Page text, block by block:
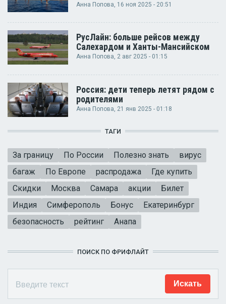
Анна Попова, 16 ноя 2025 - 20:51
РусЛайн: больше рейсов между
Салехардом и Ханты-Мансийском
Анна Попова, 2 авг 2025 - 01:15
Россия: дети теперь летят рядом с
родителями
Анна Попова, 21 янв 2025 - 01:18
ТАГИ
За границу По России Полезно знать
вирус
багаж
По Европе распродажа
Где купить
Скидки
Москва Самара акции
Билет
Индия
Симферополь Бонус
Екатеринбург
безопасность
рейтинг Анапа
ПОИСК ПО ФРИФЛАЙТ